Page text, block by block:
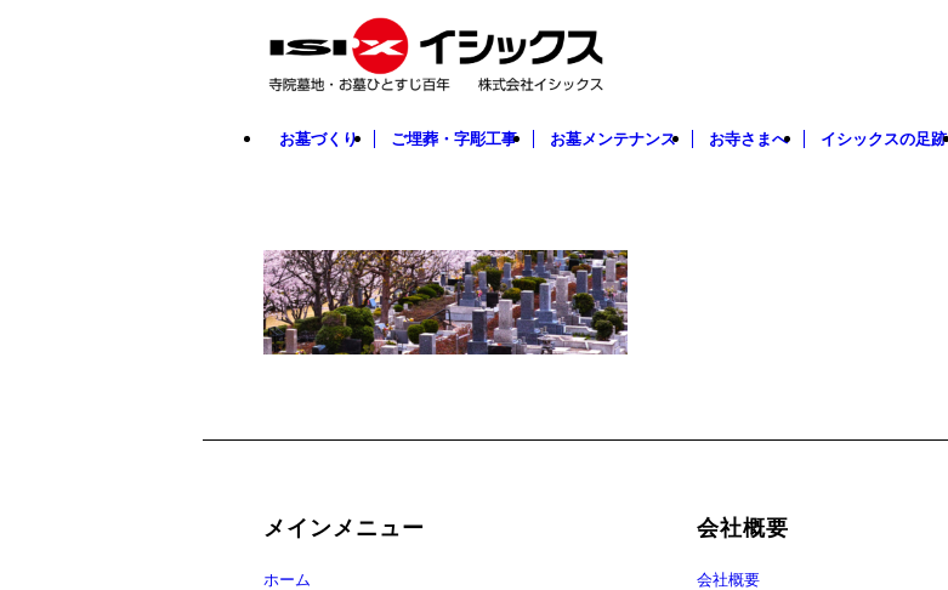
お墓づくり ご埋葬・字彫工事 お墓メンテナンス お寺さまへ イシックスの足跡
メインメニュー
ホーム
会社概要
会社概要